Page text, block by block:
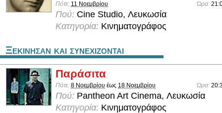
Πότε: 11 Νοεμβρίου Ώρα:
Πού: Cine Studio, Λευκωσία
Κατηγορία: Κινηματογράφος
Ξεκινησαν και συνεχιζονται
Παράσιτα
Πότε: 8 Νοεμβρίου έως 18 Νοεμβρίου Ώρα:
Πού: Pantheon Art Cinema, Λευκωσία
Κατηγορία: Κινηματογράφος